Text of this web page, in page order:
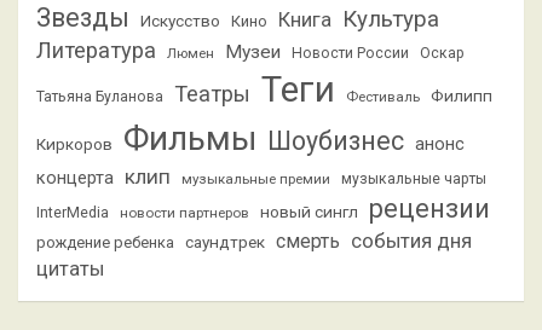
Звезды Искусство Кино Книга Культура
Литература Люмен Музеи Новости России Оскар
Татьяна Буланова Театры Теги Фестиваль Филипп
Киркоров Фильмы Шоубизнес анонс
концерта клип музыкальные премии
музыкальные чарты
InterMedia
новости партнеров новый сингл рецензии
рождение ребенка саундтрек смерть события дня
цитаты